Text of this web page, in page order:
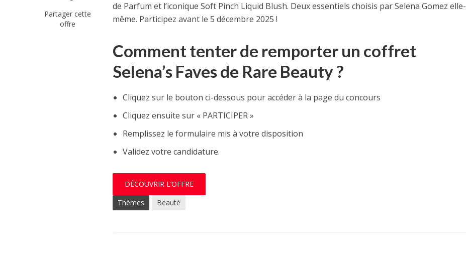
Partager cette
offre
de Parfum et l’iconique Soft Pinch Liquid Blush. Deux essentiels choisis par Selena Gomez elle-
même. Participez avant le 5 décembre 2025 !
Comment tenter de remporter un coffret
Selena’s Faves de Rare Beauty ?
Cliquez sur le bouton ci-dessous pour accéder à la page du concours
Cliquez ensuite sur « PARTICIPER »
Remplissez le formulaire mis à votre disposition
Validez votre candidature.
DÉCOUVRIR L’OFFRE
Thèmes
Beauté